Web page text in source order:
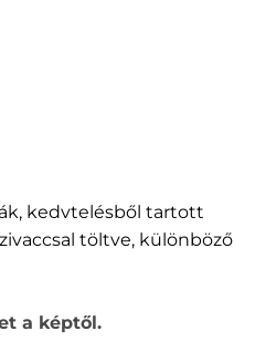
kedvtelésből tartott
töltve, különböző
a képtől.